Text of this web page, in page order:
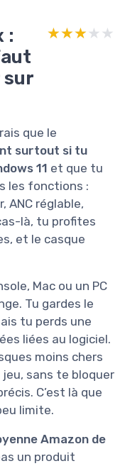
:
★★★★★
★★★★★
que le
surtout si tu
11 et que tu
les fonctions :
ANC réglable,
là, tu profites
et le casque
Mac ou un PC
Tu gardes le
tu perds une
liées au logiciel.
moins chers
sans te bloquer
C’est là que
limite.
Amazon de
un produit